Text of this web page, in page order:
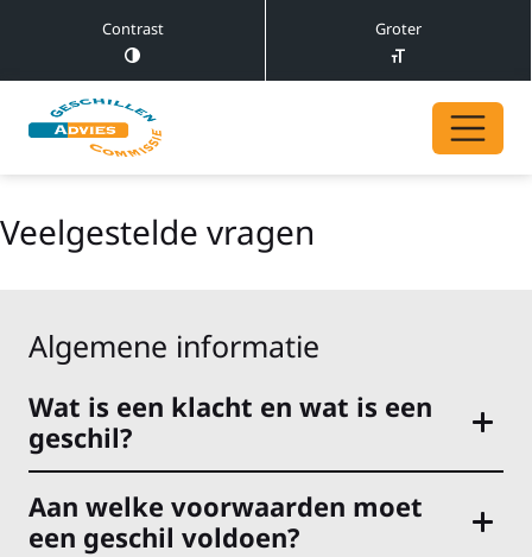
Contrast Groter
Veelgestelde vragen
Algemene informatie
Wat is een klacht en wat is een
geschil?
Aan welke voorwaarden moet
een geschil voldoen?